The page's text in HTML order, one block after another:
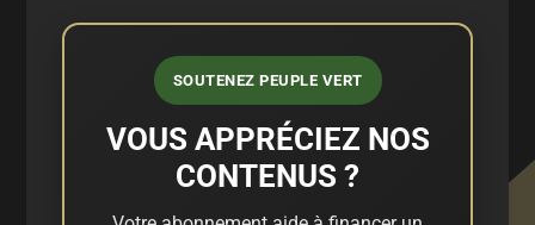
SOUTENEZ PEUPLE VERT
VOUS APPRÉCIEZ NOS
CONTENUS ?